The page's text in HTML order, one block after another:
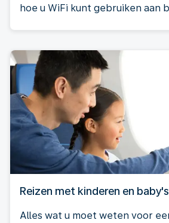
hoe u WiFi kunt gebruiken aan
Reizen met kinderen en baby's
Alles wat u moet weten voor